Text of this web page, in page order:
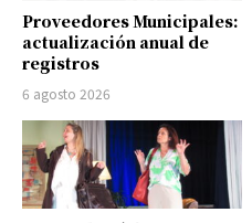
Proveedores Municipales:
actualización anual de
registros
6 agosto 2026